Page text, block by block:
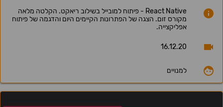
React Native - פיתוח למובייל בשילוב ריאקט. הקלטה מלאה
מקורס זום. הצגה של הפתרונות הקיימים היום והדגמה של פיתוח
אפליקצייה.
16.12.20
למנויים